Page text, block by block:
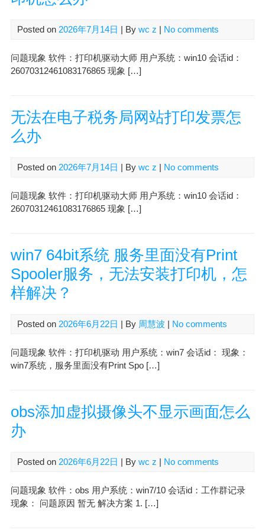
Posted on 2026年7月14日 | By wc z No comments
问题现象 软件：打印机驱动大师 用户系统：win10 会话id：
26070312461083176865 现象 […]
无法在电子税务局网站打印发票怎
么办
Posted on 2026年7月14日 | By wc z No comments
问题现象 软件：打印机驱动大师 用户系统：win10 会话id：
26070312461083176865 现象 […]
win7 64bit系统 服务里面没有Print
Spooler服务，无法安装打印机，怎
样解决？
Posted on 2026年6月22日 | By 周慧波 No comments
问题现象 软件：打印机驱动 用户系统：win7 会话id： 现象：
win7系统，服务里面没有Print Spo […]
obs添加虚拟摄像头不显示画面怎么
办
Posted on 2026年6月22日 | By wc z No comments
问题现象 软件：obs 用户系统：win7/10 会话id：工作群记录
现象： 问题原因 暂无 解决方案 1. […]